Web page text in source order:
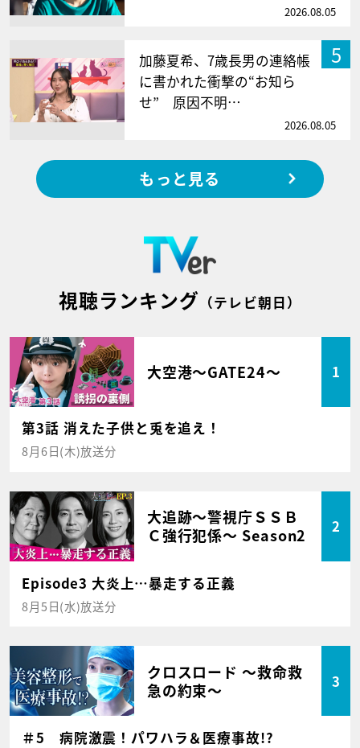
2026.08.05
5
加藤夏希、7歳長男の連絡帳
に書かれた衝撃の“お知ら
せ” 原因不明…
2026.08.05
もっと見る
視聴ランキング （テレビ朝日）
大空港～GATE24～ 1
第3話 消えた子供と兎を追え！
8月6日(木)放送分
大追跡～警視庁ＳＳＢ
Ｃ強行犯係～ Season2
2
Episode3 大炎上…暴走する正義
8月5日(水)放送分
クロスロード ～救命救
急の約束～
3
＃5 病院激震！パワハラ＆医療事故!?